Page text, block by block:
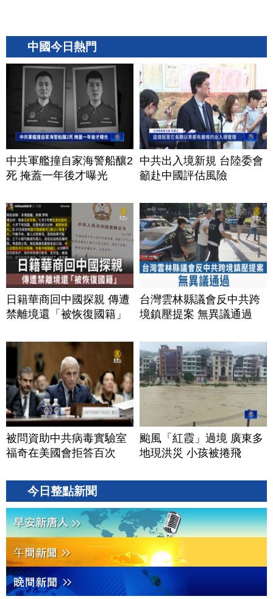
中國今日熱門
中共軍艦撞自家海警船釀2
死 掩蓋一年後才曝光
中共出入境新規 台陸委會
籲赴中國評估風險
日籍華商回中國探親 傳遭
禁離境還「被恢復國籍」
台灣雲林縣議會反中共跨
境鎮壓提案 無異議通過
被問資助中共病毒實驗室
福奇在美國會拒答百次
颱風「紅霞」過境 廣東多
地現洪災 小孩被捲飛
今日整點新聞